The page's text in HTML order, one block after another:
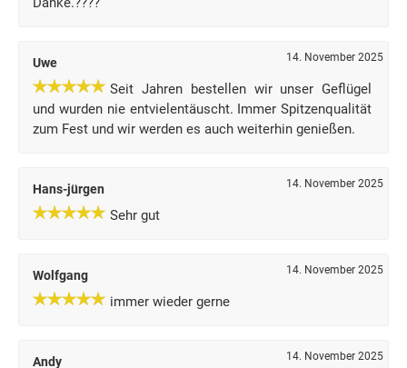
Uwe 14. November 2025
Seit Jahren bestellen wir unser Geflügel
und wurden nie entvielentäuscht. Immer Spitzenqualität
zum Fest und wir werden es auch weiterhin genießen.
Hans-jürgen 14. November 2025
Sehr gut
Wolfgang 14. November 2025
immer wieder gerne
Andy 14. November 2025